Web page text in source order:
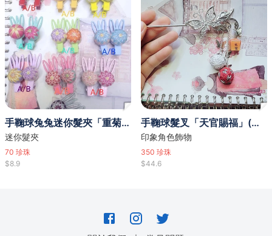
手鞠球兔兔迷你髮夾「重菊瓣」
迷你髮夾
70 珍珠
$8.9
手鞠球髮叉「天官賜福」(謝憐)(花城)
印象角色飾物
350 珍珠
$44.6